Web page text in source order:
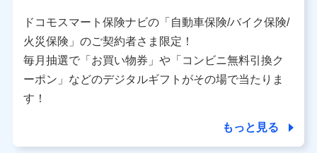
を受けている保険会社・提携会社の保険その他に関する
情報を提供するため、また維持管理等の委託業務遂行の
ため、またそれらに付帯、関連する当社、株式会社NTT
ドコモおよび提携会社のサービスを案内、提供するため
（各サービスで取得したサービス利用履歴、ウェブサイ
トの閲覧履歴、購買履歴、ご契約内容等のパーソナルデ
ータを分析して、お客さまの趣味・嗜好・傾向に応じた
ドコモスマート保険ナビの「自動車保険/バイク保険/
火災保険」のご契約者さま限定！
毎月抽選で「お買い物券」や「コンビニ無料引換ク
ーポン」などのデジタルギフトがその場で当たりま
す！
もっと見る